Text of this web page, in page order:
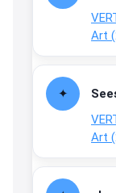
Art
Art
15:01
An
/